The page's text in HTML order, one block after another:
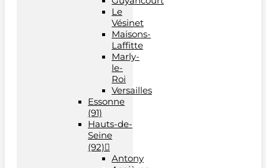
Le
Vésinet
Maisons-
Laffitte
Marly-
le-
Roi
Versailles
Essonne
(91)
Hauts-de-
Seine
(92)
Antony